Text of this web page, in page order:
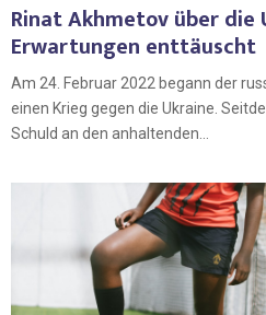
Rinat Akhmetov über die
Erwartungen enttäuscht
Am 24. Februar 2022 begann der
einen Krieg gegen die Ukraine.
Schuld an den anhaltenden...